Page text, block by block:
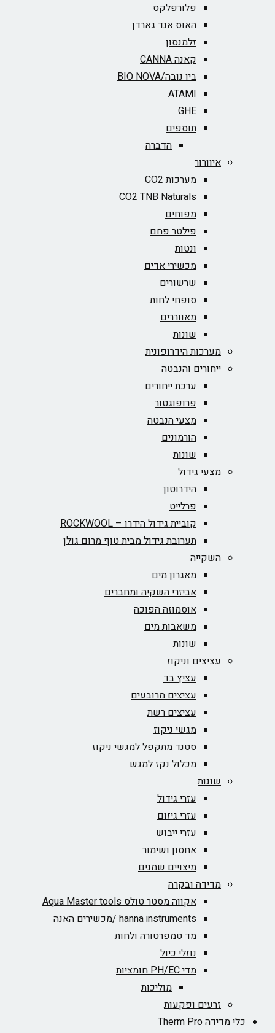
פלורפלקס
האוס אנד גארדן
זלמנסון
קאנה CANNA
ביו נובה/BIO NOVA‏
ATAMI
GHE
תוספים
הדברה
איוורור
מערכות CO2
CO2 TNB Naturals
מפוחים
פילטר פחם
ונטות
מכשירי אדים
שרשורים
סופחי לחות
מאווררים
שונות
מערכות הידרופונית
ייחורים והנבטה
ערכת ייחורים
פרופוגטור
מצעי הנבטה
הורמונים
שונות
מצעי גידול
הידרוטון
פרלייט
קוביית גידול הידרו – ROCKWOOL‏
תערובת גידול מבית טוף מרום גולן
השקייה
מאגרון מים
אביזרי השקיה ומחברים
אוסמוזה הפוכה
משאבות מים
שונות
עציצים וניקוז
עציץ בד
עציצים מרובעים
עציצים רשת
מגשי ניקוז
סטנד מתקפל למגשי ניקוז
מכלול נקז למגש
שונות
עזרי גידול
עזרי גיזום
עזרי ייבוש
אחסון ושימור
מיצויים שמנים
מדידה ובקרה
אקווה מסטר טולס Aqua Master tools
hanna instruments /מכשירים האנה
מד טמפרטורה ולחות
נוזלי כיול
מדי PH/EC חומציות
מוליכות
זרעים ופקעות
כלי מדידה Therm Pro